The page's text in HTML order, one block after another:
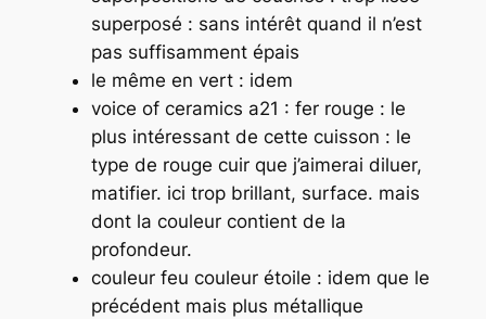
superposé : sans intérêt quand il n’est
pas suffisamment épais
le même en vert : idem
voice of ceramics a21 : fer rouge : le
plus intéressant de cette cuisson : le
type de rouge cuir que j’aimerai diluer,
matifier. ici trop brillant, surface. mais
dont la couleur contient de la
profondeur.
couleur feu couleur étoile : idem que le
précédent mais plus métallique